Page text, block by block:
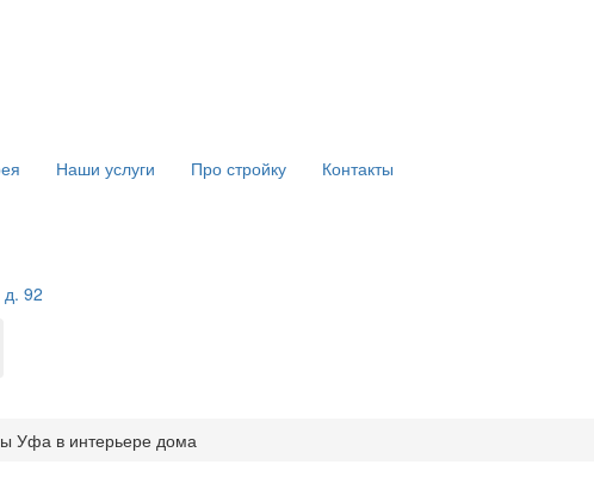
Наши услуги Про стройку Контакты
92
Уфа в интерьере дома